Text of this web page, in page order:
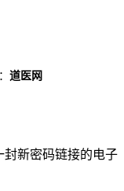
道医网
封新密码链接的电子